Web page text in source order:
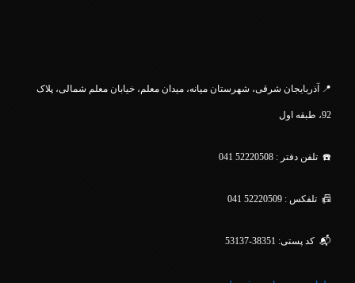
📍 آذربایجان شرقی، شهرستان میانه، میدان معلم، خیابان معلم شمالی، پلاک
92، طبقه اول
☎️ تلفن دفتر : 52220508 041
📠 تلفکس : 52220509 041
📬 کد پستی: 38351-53137